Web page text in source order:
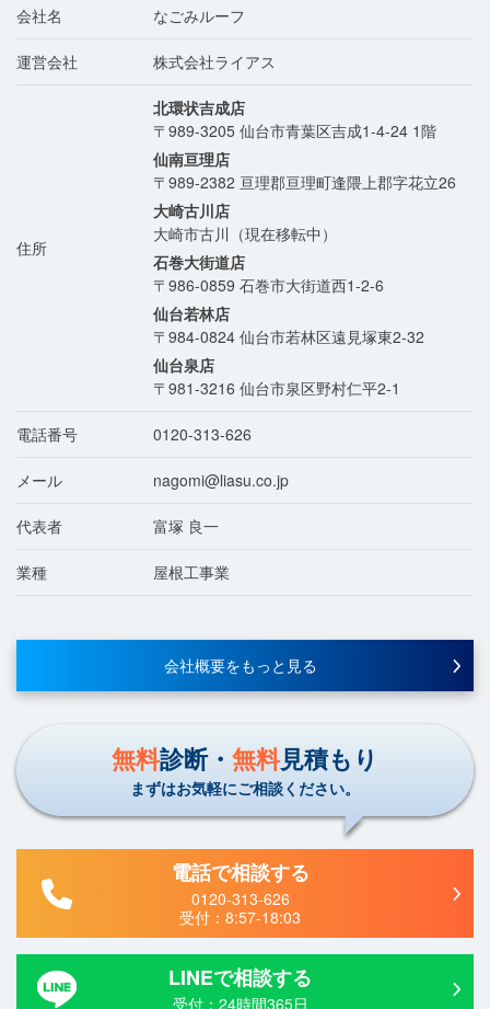
会社名 なごみルーフ
運営会社 株式会社ライアス
住所
北環状吉成店
〒989-3205 仙台市青葉区吉成1-4-24 1階
仙南亘理店
〒989-2382 亘理郡亘理町逢隈上郡字花立26
大崎古川店
大崎市古川（現在移転中）
石巻大街道店
〒986-0859 石巻市大街道西1-2-6
仙台若林店
〒984-0824 仙台市若林区遠見塚東2-32
仙台泉店
〒981-3216 仙台市泉区野村仁平2-1
電話番号 0120-313-626
メール nagomi@liasu.co.jp
代表者 富塚 良一
業種 屋根工事業
会社概要をもっと見る
無料診断・ 無料見積もり
まずはお気軽にご相談ください。
電話で相談する
0120-313-626
受付：8:57-18:03
LINEで相談する
受付：24時間365日